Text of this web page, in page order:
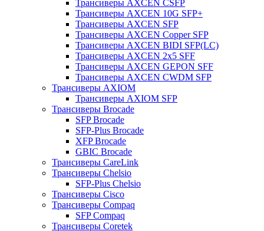
Трансиверы AXCEN CSFP
Трансиверы AXCEN 10G SFP+
Трансиверы AXCEN SFP
Трансиверы AXCEN Copper SFP
Трансиверы AXCEN BIDI SFP(LC)
Трансиверы AXCEN 2x5 SFF
Трансиверы AXCEN GEPON SFF
Трансиверы AXCEN CWDM SFP
Трансиверы AXIOM
Трансиверы AXIOM SFP
Трансиверы Brocade
SFP Brocade
SFP-Plus Brocade
XFP Brocade
GBIC Brocade
Трансиверы CareLink
Трансиверы Chelsio
SFP-Plus Chelsio
Трансиверы Cisco
Трансиверы Compaq
SFP Compaq
Трансиверы Coretek